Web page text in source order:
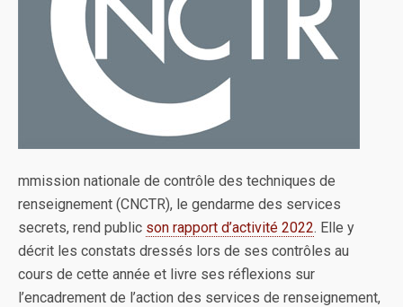
mmission nationale de contrôle des techniques de
renseignement (CNCTR), le gendarme des services
secrets, rend public son rapport d’activité 2022. Elle y
décrit les constats dressés lors de ses contrôles au
cours de cette année et livre ses réflexions sur
l’encadrement de l’action des services de renseignement,